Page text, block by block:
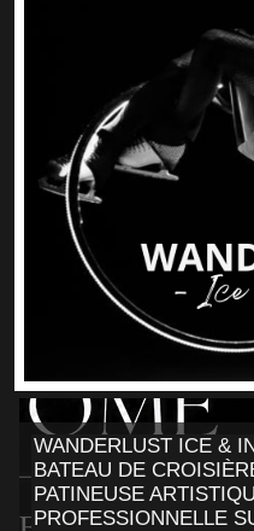
WANDERLUST ICE &
BATEAU DE
PATINEUSE
PROFESSIONNELLE